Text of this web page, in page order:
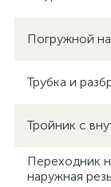
Погружной
Трубка и
Тройник с
Переходник
наружная